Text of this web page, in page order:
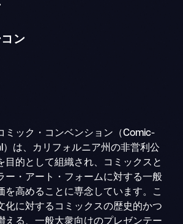
ン
ミック・コンベンション（Comic-
は、カリフォルニア州の非営利公
目的として組織され、コミックスと
ー・アート・フォームに対する一般
を高めることに専念しています。こ
化に対するコミックスの歴史的かつ
える、一般大衆向けのプレゼンテー